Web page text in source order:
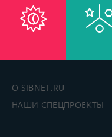
О SIBNET.RU
НАШИ СПЕЦПРОЕКТЫ